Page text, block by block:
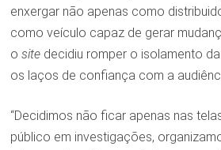
enxergar não apenas como
como veículo capaz de gerar
o sitedecidiu romper o isolamento
os laços de confiança com a
“Decidimos não ficar apenas nas
público em investigações,